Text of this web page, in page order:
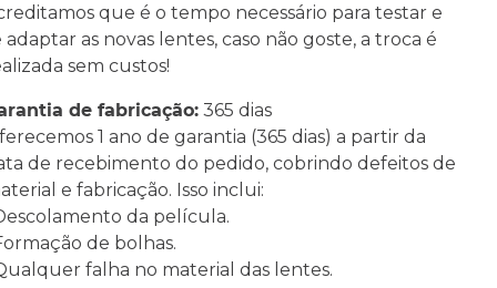
que é o tempo necessário para testar e
adaptar as novas lentes, caso não goste, a troca é
sem custos!
de fabricação:365 dias
1 ano de garantia (365 dias) a partir da
de recebimento do pedido, cobrindo defeitos de
e fabricação. Isso inclui:
da película.
de bolhas.
falha no material das lentes.